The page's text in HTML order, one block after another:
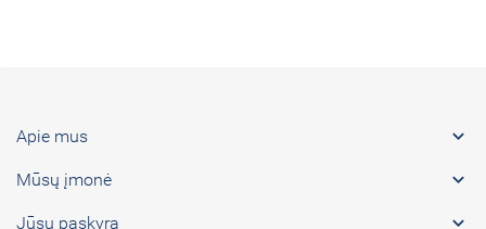
Apie mus 
Mūsų įmonė 
Jūsų paskyra 